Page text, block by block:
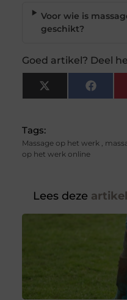
Voor wie is
geschikt?
Goed artikel? Deel
X
(Twitter)
Tags:
Massage op het werk,
op het werk online
Lees deze